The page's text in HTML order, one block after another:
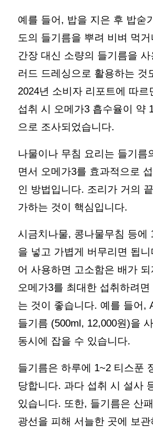
예를 들어, 밥을 지은 후 밥숟
도의 들기름을 뿌려 비벼 먹거
간장 대신 소량의 들기름을
러드 드레싱으로 활용하는 것
2024년 소비자 리포트에 따르
섭취 시 오메가3 흡수율이 약
으로 조사되었습니다.
나물이나 무침 요리는 들기름
면서 오메가3를 효과적으로
인 방법입니다. 조리가 거의
가하는 것이 핵심입니다.
시금치나물, 콩나물무침 등에
을 넣고 가볍게 버무리면 됩
어 사용하면 고소함은 배가
오메가3를 최대한 섭취하려면
는 것이 좋습니다. 예를 들어,
들기름 (500ml, 12,000원)을
동시에 잡을 수 있습니다.
들기름은 하루에 1~2 티스푼
당합니다. 과다 섭취 시 설사
있습니다. 또한, 들기름은 산
광선을 피해 서늘한 곳에 보